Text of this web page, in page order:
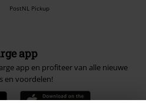
PostNL Pickup
app
app en profiteer van alle nieuwe
en voordelen!